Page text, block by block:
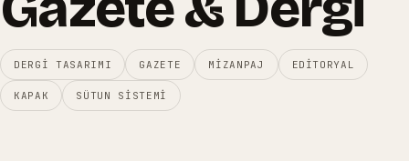
DERGI TASARIMI GAZETE MIZANPAJ EDITORYAL
KAPAK SÜTUN SISTEMI